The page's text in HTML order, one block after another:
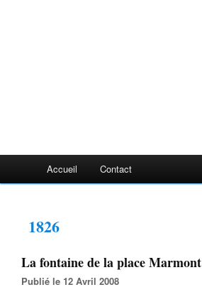
Accueil Contact
1826
La fontaine de la place Marmont
Publié le 12 Avril 2008